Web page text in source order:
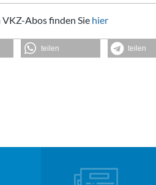
Abos finden Sie hier
teilen teilen